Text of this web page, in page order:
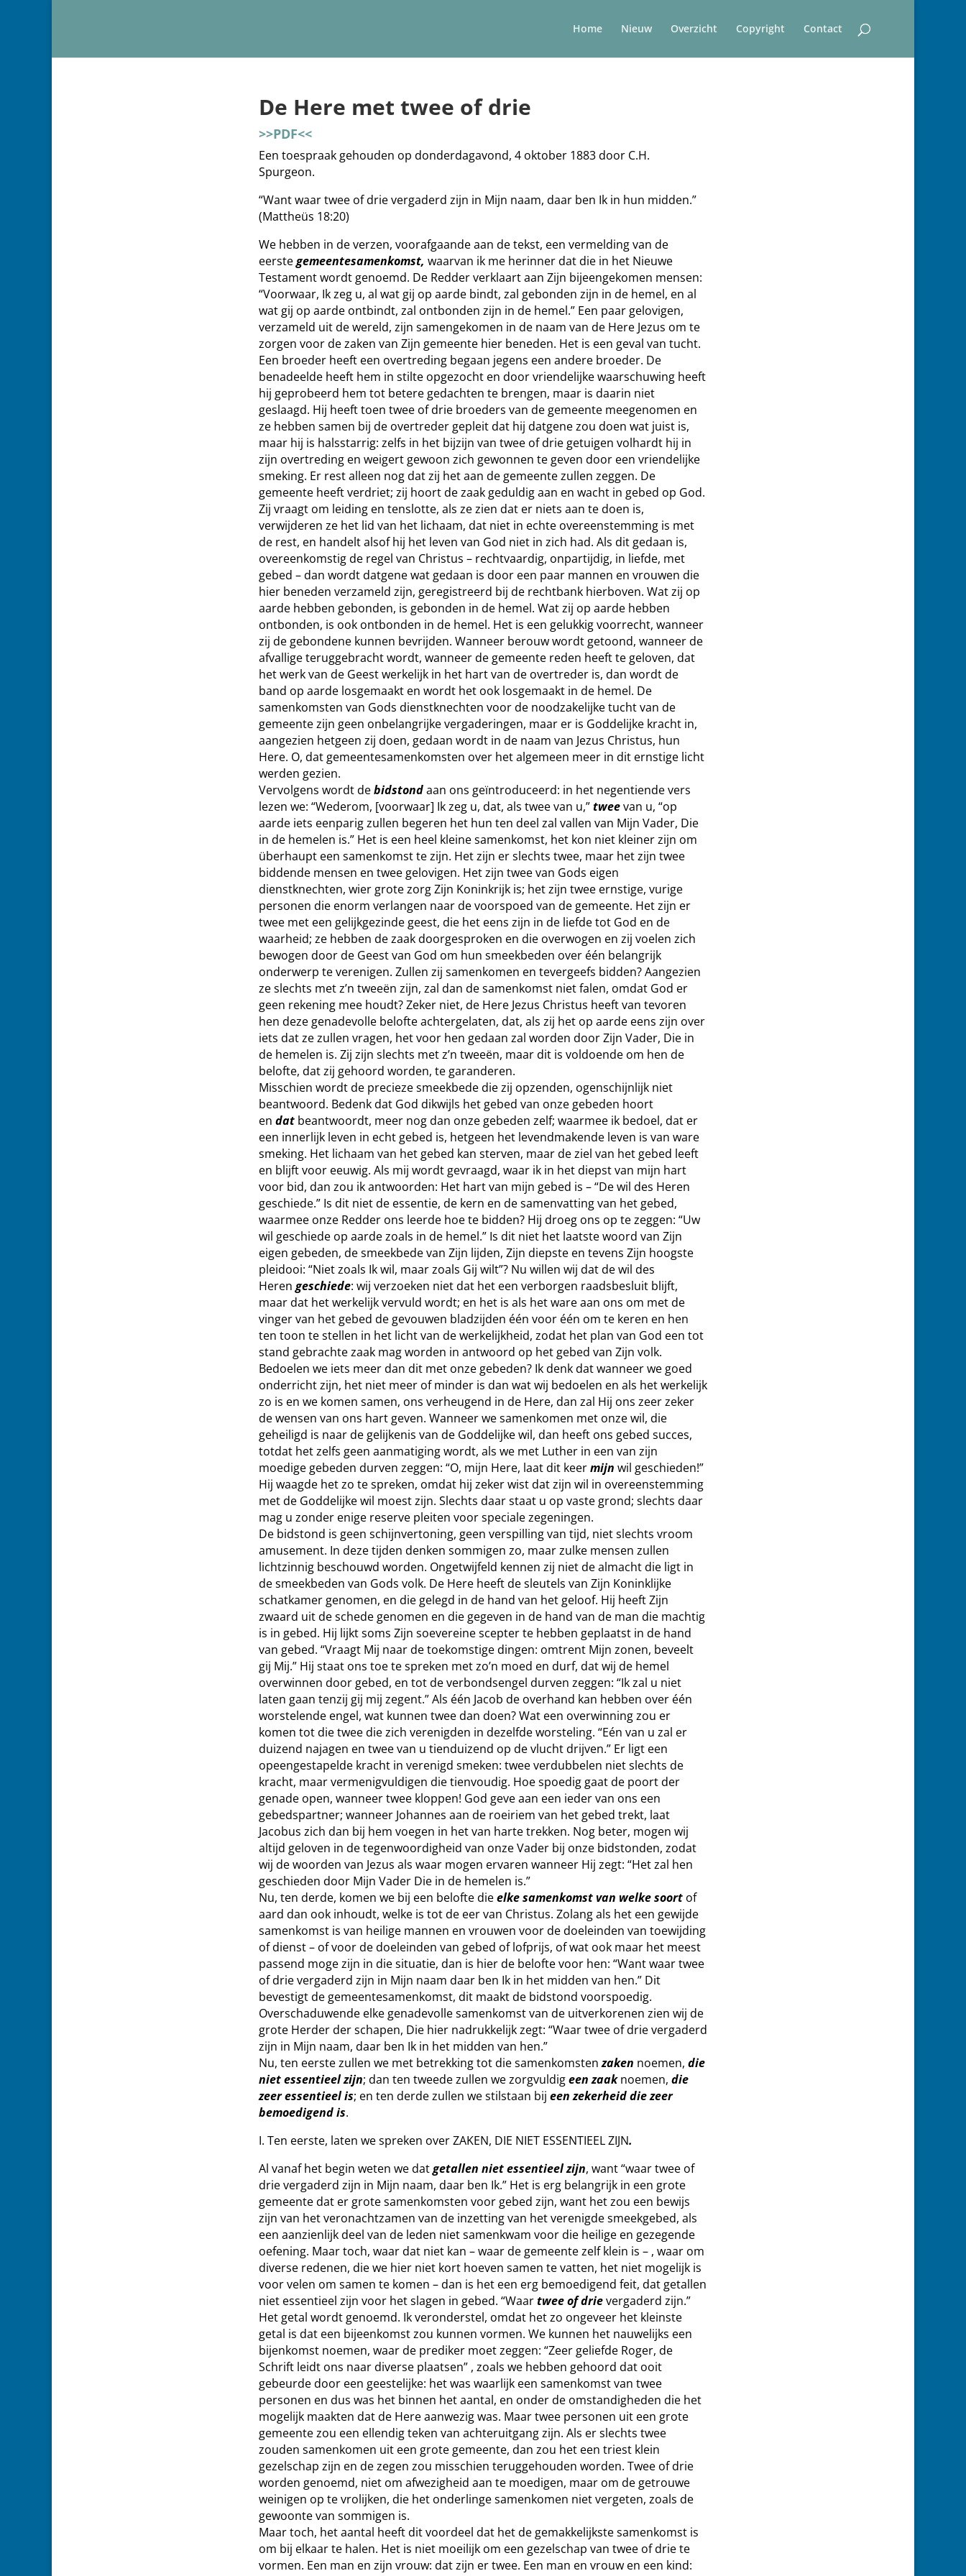
Home Nieuw Overzicht Copyright Contact
De Here met twee of drie
>>PDF<<
Een toespraak gehouden op donderdagavond, 4 oktober 1883 door C.H.
Spurgeon.
“Want waar twee of drie vergaderd zijn in Mijn naam, daar ben Ik in hun midden.”
(Mattheüs 18:20)
We hebben in de verzen, voorafgaande aan de tekst, een vermelding van de
eerstegemeentesamenkomst, waarvan ik me herinner dat die in het Nieuwe
Testament wordt genoemd. De Redder verklaart aan Zijn bijeengekomen mensen:
“Voorwaar, Ik zeg u, al wat gij op aarde bindt, zal gebonden zijn in de hemel, en al
wat gij op aarde ontbindt, zal ontbonden zijn in de hemel.” Een paar gelovigen,
verzameld uit de wereld, zijn samengekomen in de naam van de Here Jezus om te
zorgen voor de zaken van Zijn gemeente hier beneden. Het is een geval van tucht.
Een broeder heeft een overtreding begaan jegens een andere broeder. De
benadeelde heeft hem in stilte opgezocht en door vriendelijke waarschuwing heeft
hij geprobeerd hem tot betere gedachten te brengen, maar is daarin niet
geslaagd. Hij heeft toen twee of drie broeders van de gemeente meegenomen en
ze hebben samen bij de overtreder gepleit dat hij datgene zou doen wat juist is,
maar hij is halsstarrig: zelfs in het bijzijn van twee of drie getuigen volhardt hij in
zijn overtreding en weigert gewoon zich gewonnen te geven door een vriendelijke
smeking. Er rest alleen nog dat zij het aan de gemeente zullen zeggen. De
gemeente heeft verdriet; zij hoort de zaak geduldig aan en wacht in gebed op God.
Zij vraagt om leiding en tenslotte, als ze zien dat er niets aan te doen is,
verwijderen ze het lid van het lichaam, dat niet in echte overeenstemming is met
de rest, en handelt alsof hij het leven van God niet in zich had. Als dit gedaan is,
overeenkomstig de regel van Christus – rechtvaardig, onpartijdig, in liefde, met
gebed – dan wordt datgene wat gedaan is door een paar mannen en vrouwen die
hier beneden verzameld zijn, geregistreerd bij de rechtbank hierboven. Wat zij op
aarde hebben gebonden, is gebonden in de hemel. Wat zij op aarde hebben
ontbonden, is ook ontbonden in de hemel. Het is een gelukkig voorrecht, wanneer
zij de gebondene kunnen bevrijden. Wanneer berouw wordt getoond, wanneer de
afvallige teruggebracht wordt, wanneer de gemeente reden heeft te geloven, dat
het werk van de Geest werkelijk in het hart van de overtreder is, dan wordt de
band op aarde losgemaakt en wordt het ook losgemaakt in de hemel. De
samenkomsten van Gods dienstknechten voor de noodzakelijke tucht van de
gemeente zijn geen onbelangrijke vergaderingen, maar er is Goddelijke kracht in,
aangezien hetgeen zij doen, gedaan wordt in de naam van Jezus Christus, hun
Here. O, dat gemeentesamenkomsten over het algemeen meer in dit ernstige licht
werden gezien.
Vervolgens wordt debidstondaan ons geïntroduceerd: in het negentiende vers
lezen we: “Wederom, [voorwaar] Ik zeg u, dat, als twee van u,”tweevan u, “op
aarde iets eenparig zullen begeren het hun ten deel zal vallen van Mijn Vader, Die
in de hemelen is.” Het is een heel kleine samenkomst, het kon niet kleiner zijn om
überhaupt een samenkomst te zijn. Het zijn er slechts twee, maar het zijn twee
biddende mensen en twee gelovigen. Het zijn twee van Gods eigen
dienstknechten, wier grote zorg Zijn Koninkrijk is; het zijn twee ernstige, vurige
personen die enorm verlangen naar de voorspoed van de gemeente. Het zijn er
twee met een gelijkgezinde geest, die het eens zijn in de liefde tot God en de
waarheid; ze hebben de zaak doorgesproken en die overwogen en zij voelen zich
bewogen door de Geest van God om hun smeekbeden over één belangrijk
onderwerp te verenigen. Zullen zij samenkomen en tevergeefs bidden? Aangezien
ze slechts met z’n tweeën zijn, zal dan de samenkomst niet falen, omdat God er
geen rekening mee houdt? Zeker niet, de Here Jezus Christus heeft van tevoren
hen deze genadevolle belofte achtergelaten, dat, als zij het op aarde eens zijn over
iets dat ze zullen vragen, het voor hen gedaan zal worden door Zijn Vader, Die in
de hemelen is. Zij zijn slechts met z’n tweeën, maar dit is voldoende om hen de
belofte, dat zij gehoord worden, te garanderen.
Misschien wordt de precieze smeekbede die zij opzenden, ogenschijnlijk niet
beantwoord. Bedenk dat God dikwijls het gebed van onze gebeden hoort
en datbeantwoordt, meer nog dan onze gebeden zelf; waarmee ik bedoel, dat er
een innerlijk leven in echt gebed is, hetgeen het levendmakende leven is van ware
smeking. Het lichaam van het gebed kan sterven, maar de ziel van het gebed leeft
en blijft voor eeuwig. Als mij wordt gevraagd, waar ik in het diepst van mijn hart
voor bid, dan zou ik antwoorden: Het hart van mijn gebed is – “De wil des Heren
geschiede.” Is dit niet de essentie, de kern en de samenvatting van het gebed,
waarmee onze Redder ons leerde hoe te bidden? Hij droeg ons op te zeggen: “Uw
wil geschiede op aarde zoals in de hemel.” Is dit niet het laatste woord van Zijn
eigen gebeden, de smeekbede van Zijn lijden, Zijn diepste en tevens Zijn hoogste
pleidooi: “Niet zoals Ik wil, maar zoals Gij wilt”? Nu willen wij dat de wil des
Heren geschiede: wij verzoeken niet dat het een verborgen raadsbesluit blijft,
maar dat het werkelijk vervuld wordt; en het is als het ware aan ons om met de
vinger van het gebed de gevouwen bladzijden één voor één om te keren en hen
ten toon te stellen in het licht van de werkelijkheid, zodat het plan van God een tot
stand gebrachte zaak mag worden in antwoord op het gebed van Zijn volk.
Bedoelen we iets meer dan dit met onze gebeden? Ik denk dat wanneer we goed
onderricht zijn, het niet meer of minder is dan wat wij bedoelen en als het werkelijk
zo is en we komen samen, ons verheugend in de Here, dan zal Hij ons zeer zeker
de wensen van ons hart geven. Wanneer we samenkomen met onze wil, die
geheiligd is naar de gelijkenis van de Goddelijke wil, dan heeft ons gebed succes,
totdat het zelfs geen aanmatiging wordt, als we met Luther in een van zijn
moedige gebeden durven zeggen: “O, mijn Here, laat dit keermijn wil geschieden!”
Hij waagde het zo te spreken, omdat hij zeker wist dat zijn wil in overeenstemming
met de Goddelijke wil moest zijn. Slechts daar staat u op vaste grond; slechts daar
mag u zonder enige reserve pleiten voor speciale zegeningen.
De bidstond is geen schijnvertoning, geen verspilling van tijd, niet slechts vroom
amusement. In deze tijden denken sommigen zo, maar zulke mensen zullen
lichtzinnig beschouwd worden. Ongetwijfeld kennen zij niet de almacht die ligt in
de smeekbeden van Gods volk. De Here heeft de sleutels van Zijn Koninklijke
schatkamer genomen, en die gelegd in de hand van het geloof. Hij heeft Zijn
zwaard uit de schede genomen en die gegeven in de hand van de man die machtig
is in gebed. Hij lijkt soms Zijn soevereine scepter te hebben geplaatst in de hand
van gebed. “Vraagt Mij naar de toekomstige dingen: omtrent Mijn zonen, beveelt
gij Mij.” Hij staat ons toe te spreken met zo’n moed en durf, dat wij de hemel
overwinnen door gebed, en tot de verbondsengel durven zeggen: “Ik zal u niet
laten gaan tenzij gij mij zegent.” Als één Jacob de overhand kan hebben over één
worstelende engel, wat kunnen twee dan doen? Wat een overwinning zou er
komen tot die twee die zich verenigden in dezelfde worsteling. “Eén van u zal er
duizend najagen en twee van u tienduizend op de vlucht drijven.” Er ligt een
opeengestapelde kracht in verenigd smeken: twee verdubbelen niet slechts de
kracht, maar vermenigvuldigen die tienvoudig. Hoe spoedig gaat de poort der
genade open, wanneer twee kloppen! God geve aan een ieder van ons een
gebedspartner; wanneer Johannes aan de roeiriem van het gebed trekt, laat
Jacobus zich dan bij hem voegen in het van harte trekken. Nog beter, mogen wij
altijd geloven in de tegenwoordigheid van onze Vader bij onze bidstonden, zodat
wij de woorden van Jezus als waar mogen ervaren wanneer Hij zegt: “Het zal hen
geschieden door Mijn Vader Die in de hemelen is.”
Nu, ten derde, komen we bij een belofte dieelke samenkomst van welke soortof
aard dan ook inhoudt, welke is tot de eer van Christus. Zolang als het een gewijde
samenkomst is van heilige mannen en vrouwen voor de doeleinden van toewijding
of dienst – of voor de doeleinden van gebed of lofprijs, of wat ook maar het meest
passend moge zijn in die situatie, dan is hier de belofte voor hen: “Want waar twee
of drie vergaderd zijn in Mijn naam daar ben Ik in het midden van hen.” Dit
bevestigt de gemeentesamenkomst, dit maakt de bidstond voorspoedig.
Overschaduwende elke genadevolle samenkomst van de uitverkorenen zien wij de
grote Herder der schapen, Die hier nadrukkelijk zegt: “Waar twee of drie vergaderd
zijn in Mijn naam, daar ben Ik in het midden van hen.”
Nu, ten eerste zullen we met betrekking tot die samenkomstenzaken noemen, die
niet essentieel zijn; dan ten tweede zullen we zorgvuldigeen zaaknoemen, die
zeer essentieel is; en ten derde zullen we stilstaan bij een zekerheid die zeer
bemoedigend is.
I. Ten eerste, laten we spreken over ZAKEN, DIE NIET ESSENTIEEL ZIJN.
Al vanaf het begin weten we datgetallen niet essentieel zijn, want “waar twee of
drie vergaderd zijn in Mijn naam, daar ben Ik.” Het is erg belangrijk in een grote
gemeente dat er grote samenkomsten voor gebed zijn, want het zou een bewijs
zijn van het veronachtzamen van de inzetting van het verenigde smeekgebed, als
een aanzienlijk deel van de leden niet samenkwam voor die heilige en gezegende
oefening. Maar toch, waar dat niet kan – waar de gemeente zelf klein is – , waar om
diverse redenen, die we hier niet kort hoeven samen te vatten, het niet mogelijk is
voor velen om samen te komen – dan is het een erg bemoedigend feit, dat getallen
niet essentieel zijn voor het slagen in gebed. “Waartwee of drievergaderd zijn.”
Het getal wordt genoemd. Ik veronderstel, omdat het zo ongeveer het kleinste
getal is dat een bijeenkomst zou kunnen vormen. We kunnen het nauwelijks een
bijenkomst noemen, waar de prediker moet zeggen: “Zeer geliefde Roger, de
Schrift leidt ons naar diverse plaatsen” , zoals we hebben gehoord dat ooit
gebeurde door een geestelijke: het was waarlijk een samenkomst van twee
personen en dus was het binnen het aantal, en onder de omstandigheden die het
mogelijk maakten dat de Here aanwezig was. Maar twee personen uit een grote
gemeente zou een ellendig teken van achteruitgang zijn. Als er slechts twee
zouden samenkomen uit een grote gemeente, dan zou het een triest klein
gezelschap zijn en de zegen zou misschien teruggehouden worden. Twee of drie
worden genoemd, niet om afwezigheid aan te moedigen, maar om de getrouwe
weinigen op te vrolijken, die het onderlinge samenkomen niet vergeten, zoals de
gewoonte van sommigen is.
Maar toch, het aantal heeft dit voordeel dat het de gemakkelijkste samenkomst is
om bij elkaar te halen. Het is niet moeilijk om een gezelschap van twee of drie te
vormen. Een man en zijn vrouw: dat zijn er twee. Een man en vrouw en een kind: